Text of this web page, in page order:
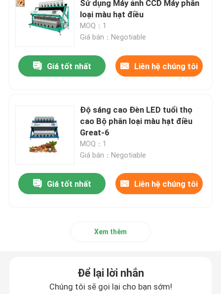
Máy phân loại vật liệu
Máy phân loại màu ngô
Sử dụng Máy ảnh CCD Máy phân
loại màu hạt điều
MOQ：1
Giá bán：Negotiable
Giá tốt nhất Liên hệ chúng tôi
Độ sáng cao Đèn LED tuổi thọ
cao Bộ phân loại màu hạt điều
Great-6
MOQ：1
Giá bán：Negotiable
Giá tốt nhất Liên hệ chúng tôi
Xem thêm
Để lại lời nhắn
Chúng tôi sẽ gọi lại cho bạn sớm!